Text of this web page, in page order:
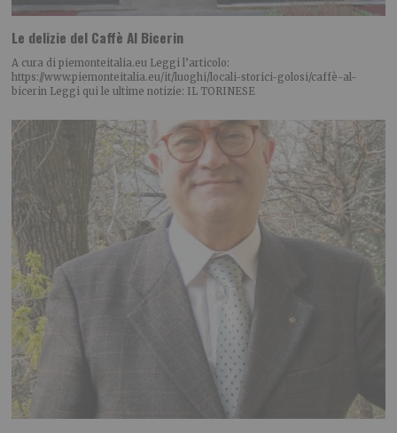
Le delizie del Caffè Al Bicerin
A cura di piemonteitalia.eu Leggi l’articolo:
https://www.piemonteitalia.eu/it/luoghi/locali-storici-golosi/caffè-al-
bicerin Leggi qui le ultime notizie: IL TORINESE